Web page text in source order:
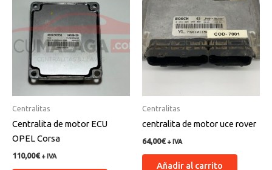
Centralitas
Centralita de motor ECU
OPEL Corsa
110,00€ + IVA
Centralitas
centralita de motor uce rover
64,00€ + IVA
Añadir al carrito